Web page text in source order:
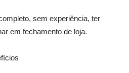
sem experiência, ter
em fechamento de loja.